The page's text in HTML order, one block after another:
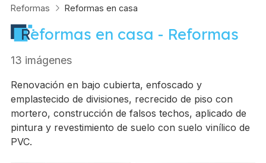
Reformas
Reformas en casa
Reformas en casa - Reformas
13 imágenes
Renovación en bajo cubierta, enfoscado y
emplastecido de divisiones, recrecido de piso con
mortero, construcción de falsos techos, aplicado de
pintura y revestimiento de suelo con suelo vinílico de
PVC.